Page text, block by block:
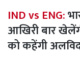
IND vs ENG:
आखिरी बार
को कहेंगी